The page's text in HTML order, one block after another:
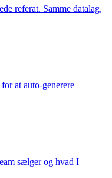
referat. Samme datalag,
at auto-generere
sælger og hvad I